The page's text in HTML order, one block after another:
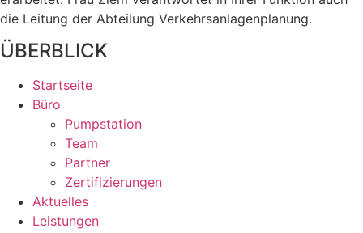
die Leitung der Abteilung Verkehrsanlagenplanung.
ÜBERBLICK
Startseite
Büro
Pumpstation
Team
Partner
Zertifizierungen
Aktuelles
Leistungen